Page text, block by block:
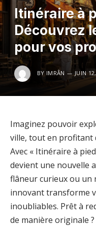
Itinéraire à
Découvrez
pour vos
BY IMRÂN JUIN
Imaginez pouvoir
ville, tout en profitant
Avec « Itinéraire à
devient une nouvelle
flâneur curieux ou
innovant transforme
inoubliables. Prêt à
de manière originale ?